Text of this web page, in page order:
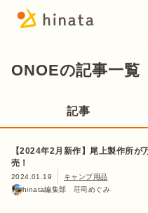
ONOEの記事一覧
記事
【2024年2月新作】尾上製作所
売！
2024.01.19
キャンプ用品
hinata編集部 荘司めぐみ